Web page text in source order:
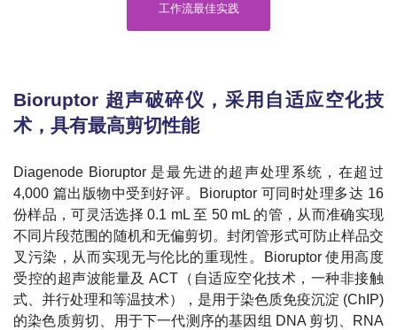
工作流最佳实践
Bioruptor 超声破碎仪，采用自适应空化技
术，具有最高剪切性能
Diagenode Bioruptor 是最先进的超声处理系统，在超过
4,000 篇出版物中受到好评。Bioruptor 可同时处理多达 16
份样品，可灵活选择 0.1 mL 至 50 mL 的管，从而准确实现
不同片段范围的随机和无偏剪切。封闭管形式可防止样品交
叉污染，从而实现无与伦比的重现性。Bioruptor 使用高度
受控的超声波能量及 ACT（自适应空化技术，一种非接触
式、并行处理和等温技术），是用于染色质免疫沉淀 (ChIP)
的染色质剪切、用于下一代测序的基因组 DNA 剪切、RNA